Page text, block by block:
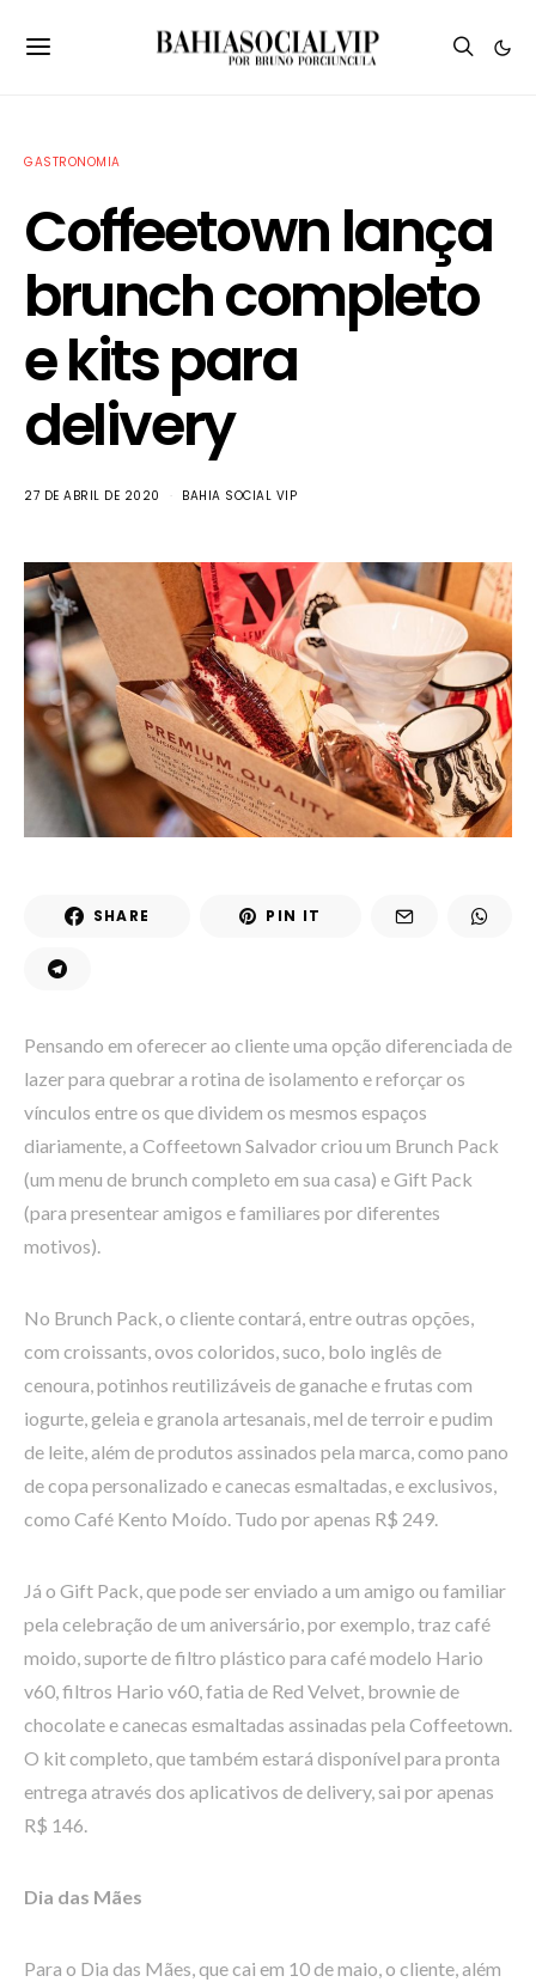
GASTRONOMIA
Coffeetown lança
brunch completo
e kits para
delivery
27 DE ABRIL DE 2020 BAHIA SOCIAL VIP
SHARE PIN IT
Pensando em oferecer ao cliente uma opção diferenciada de
lazer para quebrar a rotina de isolamento e reforçar os
vínculos entre os que dividem os mesmos espaços
diariamente, a Coffeetown Salvador criou um Brunch Pack
(um menu de brunch completo em sua casa) e Gift Pack
(para presentear amigos e familiares por diferentes
motivos).
No Brunch Pack, o cliente contará, entre outras opções,
com croissants, ovos coloridos, suco, bolo inglês de
cenoura, potinhos reutilizáveis de ganache e frutas com
iogurte, geleia e granola artesanais, mel de terroir e pudim
de leite, além de produtos assinados pela marca, como pano
de copa personalizado e canecas esmaltadas, e exclusivos,
como Café Kento Moído. Tudo por apenas R$ 249.
Já o Gift Pack, que pode ser enviado a um amigo ou familiar
pela celebração de um aniversário, por exemplo, traz café
moido, suporte de filtro plástico para café modelo Hario
v60, filtros Hario v60, fatia de Red Velvet, brownie de
chocolate e canecas esmaltadas assinadas pela Coffeetown.
O kit completo, que também estará disponível para pronta
entrega através dos aplicativos de delivery, sai por apenas
R$ 146.
Dia das Mães
Para o Dia das Mães, que cai em 10 de maio, o cliente, além